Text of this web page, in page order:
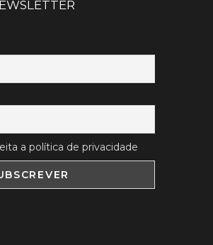
a política de privacidade